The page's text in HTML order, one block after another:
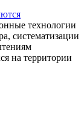
технологии
систематизации
на территории